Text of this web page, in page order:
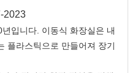
2023
입니다. 이동식 화장실은 내
플라스틱으로 만들어져 장기